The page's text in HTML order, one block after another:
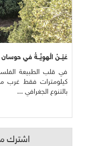
عَيْــنُ الْهوِيَّــةُ في
في قلب الطبيعة
كيلومترات فقط غرب
بالتنوع الجغرافي ...
اشترك